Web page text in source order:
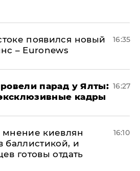
появился новый
– Euronews
16:35
парад у Ялты:
кадры
16:27
мнение киевлян
баллистикой, и
готовы отдать
16:10